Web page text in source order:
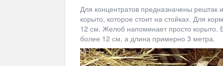
Для концентратов предназначены рештак
корыто, которое стоит на стойках. Для
12 см. Желоб напоминает просто корыто.
более 12 см, а длина примерно 3 метра.